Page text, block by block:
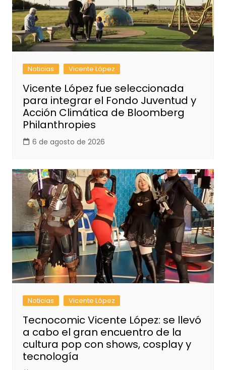
Noticias Vicente López
Vicente López fue seleccionada
para integrar el Fondo Juventud y
Acción Climática de Bloomberg
Philanthropies
6 de agosto de 2026
Noticias Vicente López
Tecnocomic Vicente López: se llevó
a cabo el gran encuentro de la
cultura pop con shows, cosplay y
tecnología